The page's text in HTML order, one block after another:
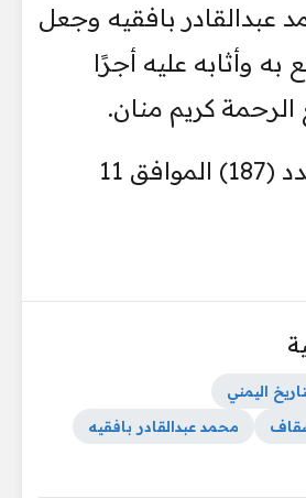
عبدالقادر بافقيه وجعل
به وأثابه عليه أجرًا
الرحمة كريم منان.
*نشر في العدد (187) الموافق 11
اليمني
محمد عبدالقادر بافقيه